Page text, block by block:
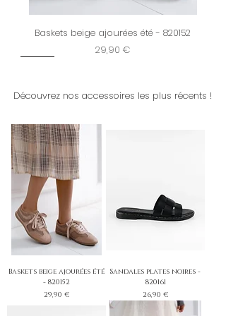
Baskets beige ajourées été - 820152
Prix
29,90 €
Découvrez nos accessoires les plus récents !
Baskets beige ajourées été
- 820152
Prix
29,90 €
Sandales plates noires -
820161
Prix
26,90 €